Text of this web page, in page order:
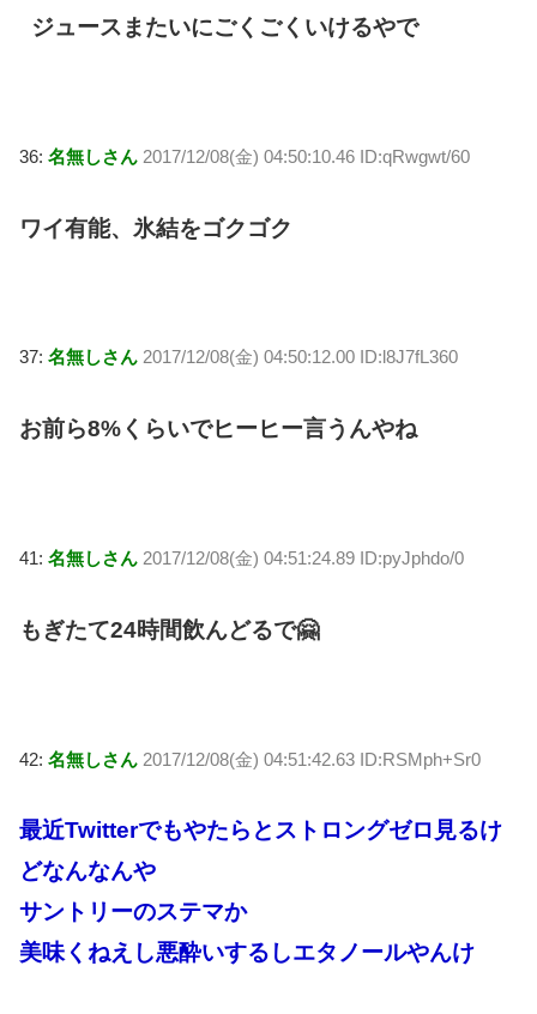
ジュースまたいにごくごくいけるやで
36: 名無しさん 2017/12/08(金) 04:50:10.46 ID:qRwgwt/60
ワイ有能、氷結をゴクゴク
37: 名無しさん 2017/12/08(金) 04:50:12.00 ID:l8J7fL360
お前ら8%くらいでヒーヒー言うんやね
41: 名無しさん 2017/12/08(金) 04:51:24.89 ID:pyJphdo/0
もぎたて24時間飲んどるで🤗
42: 名無しさん 2017/12/08(金) 04:51:42.63 ID:RSMph+Sr0
最近Twitterでもやたらとストロングゼロ見るけ
どなんなんや
サントリーのステマか
美味くねえし悪酔いするしエタノールやんけ